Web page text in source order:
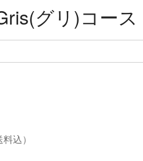
グリ)コース
込）